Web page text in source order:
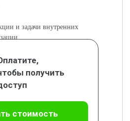
и задачи внутренних
получить
стоимость